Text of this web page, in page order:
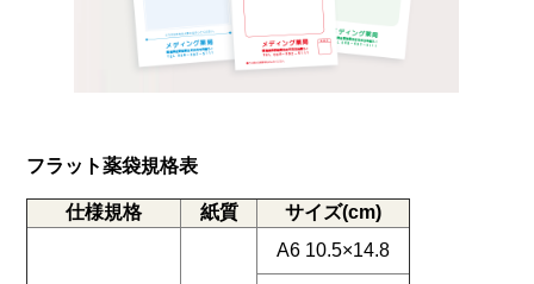
フラット薬袋規格表
仕様規格 紙質 サイズ(cm)
A6 10.5×14.8